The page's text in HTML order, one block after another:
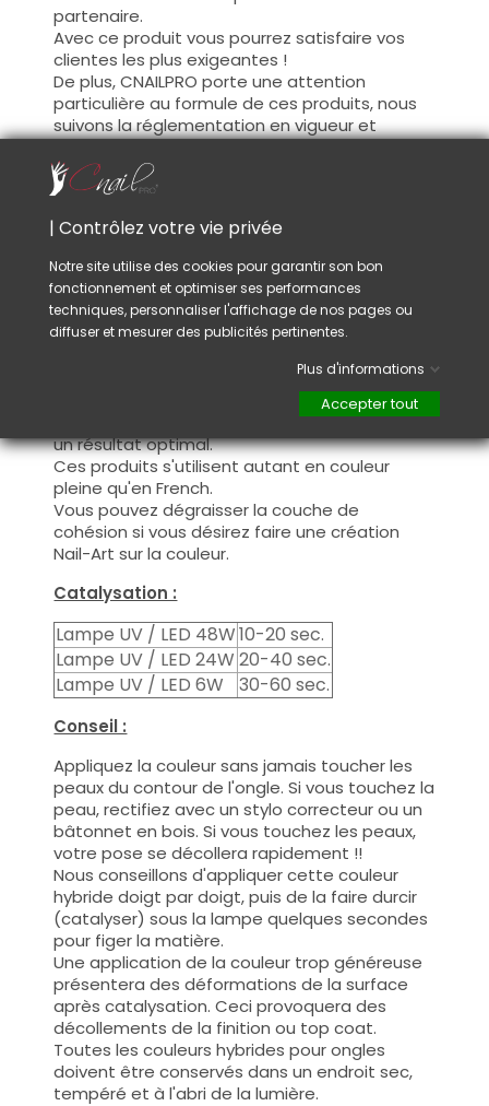
partenaire.
Avec ce produit vous pourrez satisfaire vos
clientes les plus exigeantes !
De plus, CNAILPRO porte une attention
particulière au formule de ces produits, nous
suivons la réglementation en vigueur et
garantissons la conformité de nos produits.
Ceci pour garantir une sécurité d'utilisation
optimale.
Cette couleur s'applique avec son pinceau, de
manière fine, sur la base (il n'est pas
nécessaire de dégraisser la couche de
cohésion) ou sur la construction après limage.
Ce produit s'applique en deux couches,
fermez le bord libre à la première couche et
appliquez la deuxième couche pour garantir
un résultat optimal.
Ces produits s'utilisent autant en couleur
pleine qu'en French.
Vous pouvez dégraisser la couche de
cohésion si vous désirez faire une création
Nail-Art sur la couleur.
Catalysation :
Lampe UV / LED 48W10-20 sec.
Lampe UV / LED 24W 20-40 sec.
Lampe UV / LED 6W
30-60 sec.
Conseil :
Appliquez la couleur sans jamais toucher les
peaux du contour de l'ongle. Si vous touchez la
peau, rectifiez avec un stylo correcteur ou un
bâtonnet en bois. Si vous touchez les peaux,
votre pose se décollera rapidement !!
Nous conseillons d'appliquer cette couleur
hybride doigt par doigt, puis de la faire durcir
(catalyser) sous la lampe quelques secondes
pour figer la matière.
Une application de la couleur trop généreuse
présentera des déformations de la surface
après catalysation. Ceci provoquera des
décollements de la finition ou top coat.
Toutes les couleurs hybrides pour ongles
doivent être conservés dans un endroit sec,
tempéré et à l'abri de la lumière.
| Contrôlez votre vie privée
Notre site utilise des cookies pour garantir son bon
fonctionnement et optimiser ses performances
techniques, personnaliser l'affichage de nos pages ou
diffuser et mesurer des publicités pertinentes.
Plus d'informations
Accepter tout